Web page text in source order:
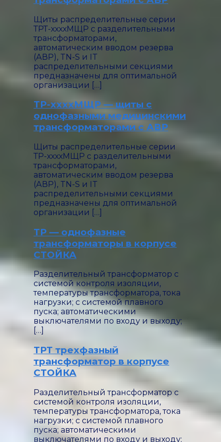
Тест контроля
Время
срабатывания
системы
контроля
изоляции
1- 2 с
Температурный
диапазон
Шумность
трансформатора,
не более
50 дБ
корпуса
до IP54
Перегрузочная
способность до
60% в
60
40% в
течение
Использование
витого
магнитопровода
с
распределённым
зазором
обеспечивает
КПД до
Габарит корпуса
трансформатора
из требования
естественного
охлаждения
трансформатора.
Экранирующая
обмотка улучшает
качество вторичной
сети.
Отклонение
выходного
напряжения не
Щиты распределительные серии
ТРТ-ххххМЩР с разделительными
трансформаторами,
автоматическим вводом резерва
(АВР), TN-S и IT
распределительными секциями
предназначены для оптимальной
организации […]
ТР-ххххМЩР — щиты с
однофазными медицинскими
трансформаторами с АВР
Щиты распределительные серии
ТР-ххххМЩР с разделительными
трансформаторами,
автоматическим вводом резерва
(АВР), TN-S и IT
распределительными секциями
предназначены для оптимальной
организации […]
ТР — однофазные
трансформаторы в корпусе
СТОЙКА
Разделительный трансформатор с
системой контроля изоляции,
температуры трансформатора, тока
нагрузки; с системой плавного
пуска; автоматическими
выключателями по входу и выходу;
[…]
ТРТ трехфазный
трансформатор в корпусе
СТОЙКА
Разделительный трансформатор с
системой контроля изоляции,
температуры трансформатора, тока
нагрузки; с системой плавного
пуска; автоматическими
выключателями по входу и выходу;